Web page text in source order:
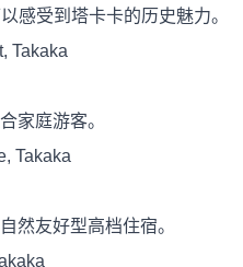
感受到塔卡卡的历史魅力。
Takaka
家庭游客。
Takaka
然友好型高档住宿。